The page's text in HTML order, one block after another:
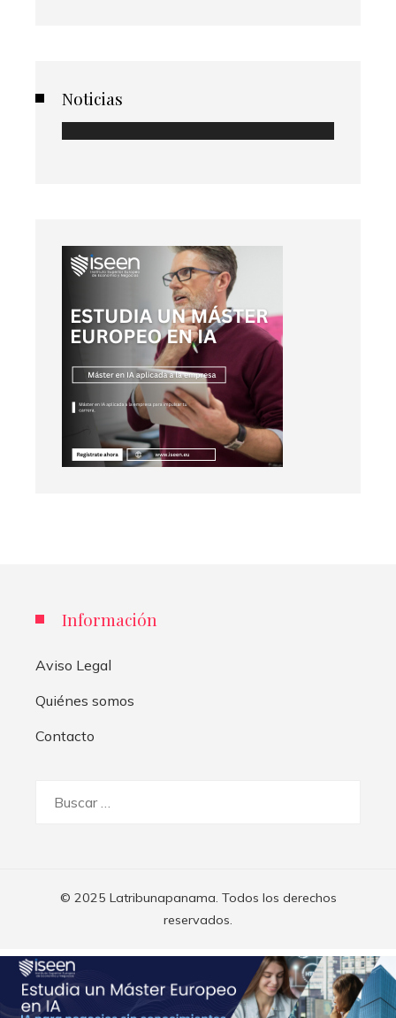
Noticias
Información
Aviso Legal
Quiénes somos
Contacto
© 2025 Latribunapanama. Todos los derechos
reservados.